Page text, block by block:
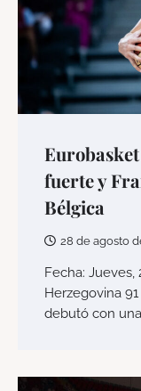
fuerte y
Bélgica
28 de agosto
Fecha:
Herzegovina
debutó con